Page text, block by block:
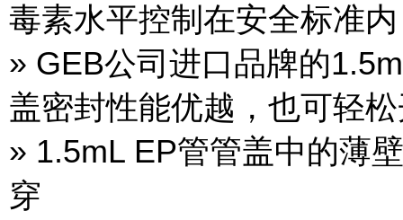
毒素水平控制在安全标准内
» GEB公司进口品牌的
盖密封性能优越，也可轻
» 1.5mL EP管管盖中的薄
穿